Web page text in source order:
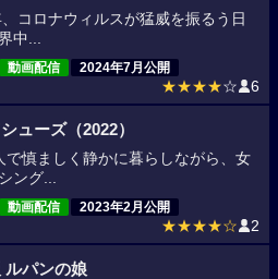
コロナウィルスが猛威を振るう日
中...
動画配信 2024年7月公開
★★★★☆ 6
ューズ（2022）
で慎ましく静かに暮らしながら、女
ング...
動画配信 2023年2月公開
★★★★☆ 2
ルパンの娘